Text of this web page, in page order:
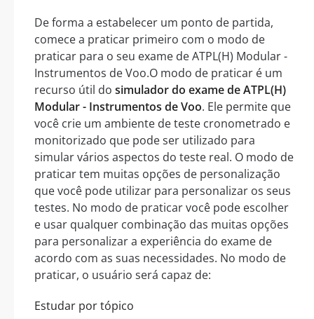
De forma a estabelecer um ponto de partida,
comece a praticar primeiro com o modo de
praticar para o seu exame de ATPL(H) Modular -
Instrumentos de Voo.O modo de praticar é um
recurso útil do simulador do exame de ATPL(H)
Modular - Instrumentos de Voo. Ele permite que
você crie um ambiente de teste cronometrado e
monitorizado que pode ser utilizado para
simular vários aspectos do teste real. O modo de
praticar tem muitas opções de personalização
que você pode utilizar para personalizar os seus
testes. No modo de praticar você pode escolher
e usar qualquer combinação das muitas opções
para personalizar a experiência do exame de
acordo com as suas necessidades. No modo de
praticar, o usuário será capaz de:
Estudar por tópico